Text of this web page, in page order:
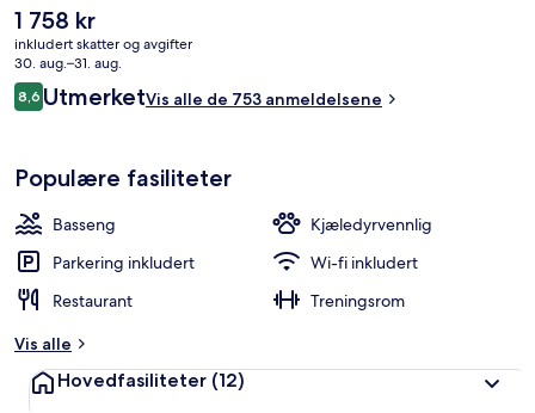
mikrobølgeovn.
Den
nåværende
prisen
er
1 758 kr
1 758 kr
inkludert skatter og avgifter
30. aug.–31. aug.
Anmeldelser
8,68,6 av 10 –
UtmerketVis alle de 753 anmeldelsene
Populære fasiliteter
Basseng
Kjæledyrvennlig
Parkering inkludert
Wi-fi inkludert
Restaurant
Treningsrom
Vis alle
Hovedfasiliteter (12)